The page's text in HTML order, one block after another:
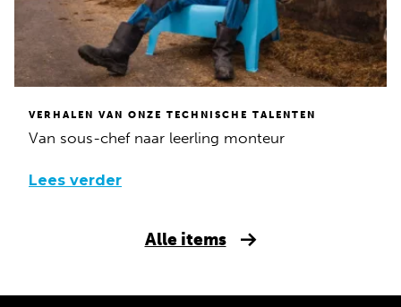
VERHALEN VAN ONZE TECHNISCHE TALENTEN
Van sous-chef naar leerling monteur
Lees verder
Alle items